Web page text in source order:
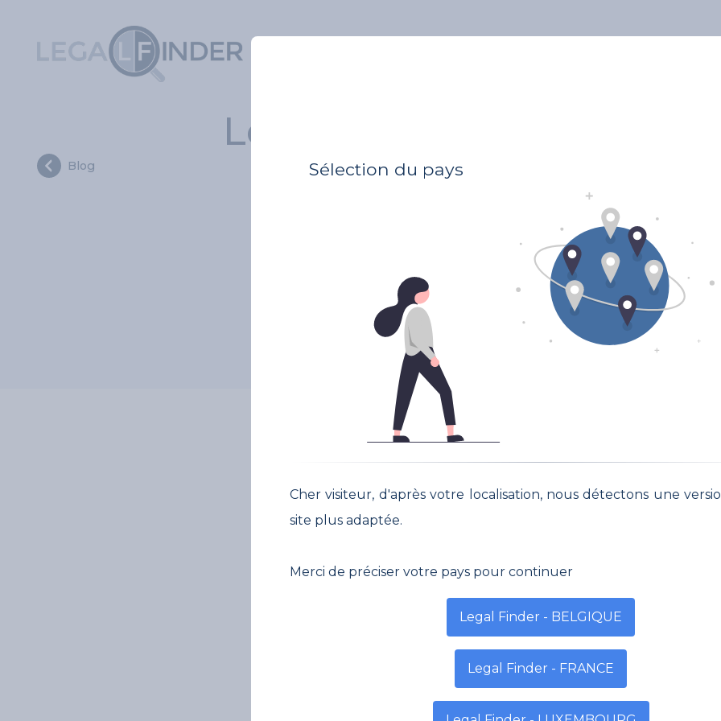
Blog
Legal Finder met ses
2021-09-09
Legal Finder a procédé à une mise à jour de ses Conditions
Vente et d'Utilisation. La nouvelle version entrera en
Sélection du pays
Cher visiteur, d'après votre localisation, nous détectons une
site plus adaptée.
Merci de préciser votre pays pour continuer
Legal Finder - BELGIQUE
Legal Finder - FRANCE